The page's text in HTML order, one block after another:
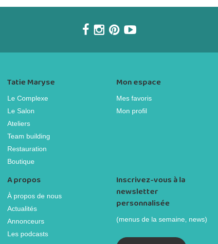
Tatie Maryse
Le Complexe
Le Salon
Ateliers
Team building
Restauration
Boutique
Mon espace
Mes favoris
Mon profil
A propos
À propos de nous
Actualités
Annonceurs
Les podcasts
Inscrivez-vous à la
newsletter
personnalisée
(menus de la semaine, news)